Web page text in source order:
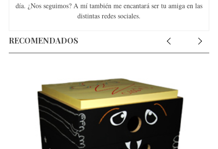
día. ¿Nos seguimos? A mí también me encantará ser tu amiga en las
distintas redes sociales.
RECOMENDADOS